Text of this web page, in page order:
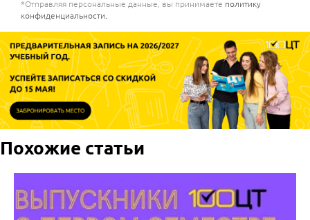
*Отправляя персональные данные, вы принимаете политику
конфиденциальности
Похожие статьи